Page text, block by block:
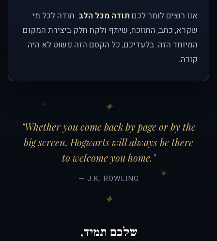
אנו רוצים לומר לכם תודה מכל הלב. תודה לכל מי
שקרא, כתב, התווכח, שיתף ולקח חלק ביצירת המקום
המיוחד הזה. בלעדיכם, כל הקסם הזה פשוט לא היה
קורה.
"Whether you come back by page or by the
big screen, Hogwarts will always be there
to welcome you home."
— J.K. ROWLING
שלכם תמיד,